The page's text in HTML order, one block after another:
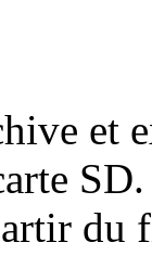
et
SD.
du